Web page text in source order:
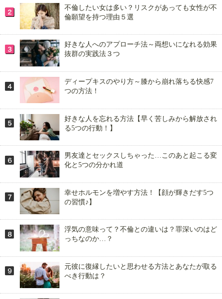
不倫したい女は多い？リスクがあっても女性が不
倫願望を持つ理由５選
好きな人へのアプローチ法～両想いになれる効果
抜群の実践法３つ
ディープキスのやり方～膝から崩れ落ちる快感7
つの方法！
好きな人を忘れる方法【早く苦しみから解放され
る5つの行動！】
男友達とセックスしちゃった…このあと起こる変
化と5つの分かれ道
幸せホルモンを増やす方法！【顔が輝きだす5つ
の習慣♪】
浮気の意味って？不倫との違いは？罪深いのはど
っちなのか…？
元彼に復縁したいと思わせる方法とあなたが取る
べき行動は？